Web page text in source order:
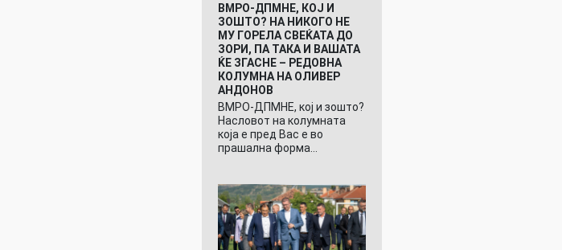
ВМРО-ДПМНЕ, КОЈ И
ЗОШТО? НА НИКОГО НЕ
МУ ГОРЕЛА СВЕЌАТА ДО
ЗОРИ, ПА ТАКА И ВАШАТА
ЌЕ ЗГАСНЕ – РЕДОВНА
КОЛУМНА НА ОЛИВЕР
АНДОНОВ
ВМРО-ДПМНЕ, кој и зошто?
Насловот на колумната
која е пред Вас е во
прашална форма…